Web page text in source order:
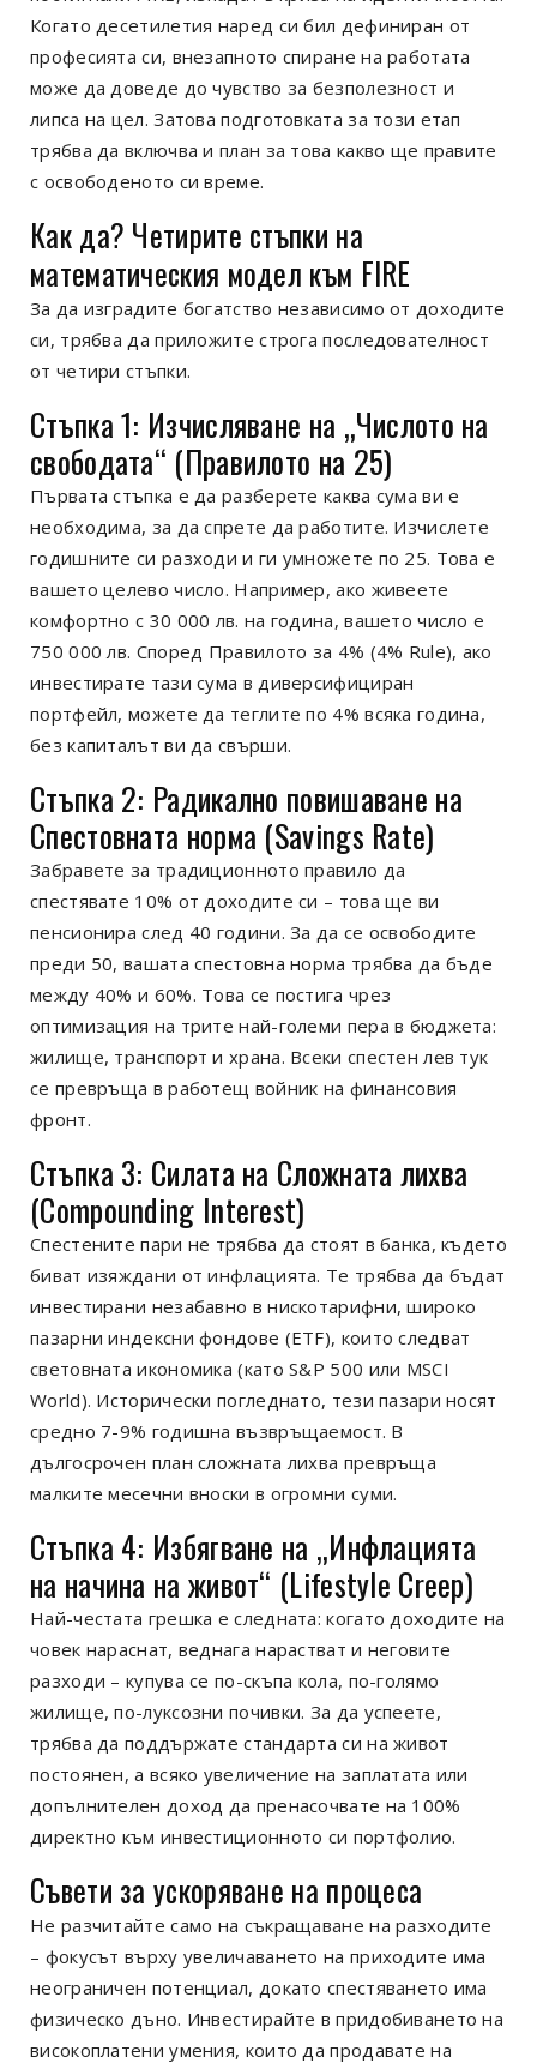
Когато десетилетия наред си бил дефиниран от
професията си, внезапното спиране на работата
може да доведе до чувство за безполезност и
липса на цел. Затова подготовката за този етап
трябва да включва и план за това какво ще правите
с освободеното си време.
Как да? Четирите стъпки на
математическия модел към FIRE
За да изградите богатство независимо от доходите
си, трябва да приложите строга последователност
от четири стъпки.
Стъпка 1: Изчисляване на „Числото на
свободата“ (Правилото на 25)
Първата стъпка е да разберете каква сума ви е
необходима, за да спрете да работите. Изчислете
годишните си разходи и ги умножете по 25. Това е
вашето целево число. Например, ако живеете
комфортно с 30 000 лв. на година, вашето число е
750 000 лв. Според Правилото за 4% (4% Rule), ако
инвестирате тази сума в диверсифициран
портфейл, можете да теглите по 4% всяка година,
без капиталът ви да свърши.
Стъпка 2: Радикално повишаване на
Спестовната норма (Savings Rate)
Забравете за традиционното правило да
спестявате 10% от доходите си – това ще ви
пенсионира след 40 години. За да се освободите
преди 50, вашата спестовна норма трябва да бъде
между 40% и 60%. Това се постига чрез
оптимизация на трите най-големи пера в бюджета:
жилище, транспорт и храна. Всеки спестен лев тук
се превръща в работещ войник на финансовия
фронт.
Стъпка 3: Силата на Сложната лихва
(Compounding Interest)
Спестените пари не трябва да стоят в банка, където
биват изяждани от инфлацията. Те трябва да бъдат
инвестирани незабавно в нискотарифни, широко
пазарни индексни фондове (ETF), които следват
световната икономика (като S&P 500 или MSCI
World). Исторически погледнато, тези пазари носят
средно 7-9% годишна възвръщаемост. В
дългосрочен план сложната лихва превръща
малките месечни вноски в огромни суми.
Стъпка 4: Избягване на „Инфлацията
на начина на живот“ (Lifestyle Creep)
Най-честата грешка е следната: когато доходите на
човек нараснат, веднага нарастват и неговите
разходи – купува се по-скъпа кола, по-голямо
жилище, по-луксозни почивки. За да успеете,
трябва да поддържате стандарта си на живот
постоянен, а всяко увеличение на заплатата или
допълнителен доход да пренасочвате на 100%
директно към инвестиционното си портфолио.
Съвети за ускоряване на процеса
Не разчитайте само на съкращаване на разходите
– фокусът върху увеличаването на приходите има
неограничен потенциал, докато спестяването има
физическо дъно. Инвестирайте в придобиването на
високоплатени умения, които да продавате на